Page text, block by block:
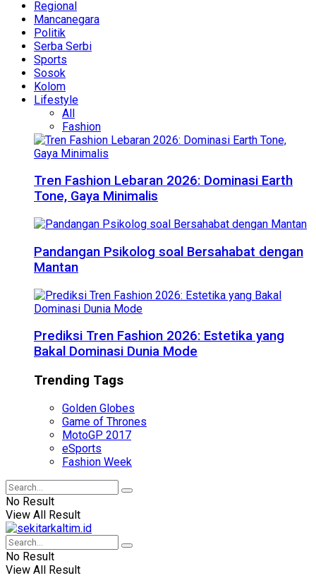
Regional
Mancanegara
Politik
Serba Serbi
Sports
Sosok
Kolom
Lifestyle
All
Fashion
Tren Fashion Lebaran 2026: Dominasi Earth
Tone, Gaya Minimalis
Pandangan Psikolog soal Bersahabat dengan
Mantan
Prediksi Tren Fashion 2026: Estetika yang
Bakal Dominasi Dunia Mode
Trending Tags
Golden Globes
Game of Thrones
MotoGP 2017
eSports
Fashion Week
No Result
View All Result
No Result
View All Result